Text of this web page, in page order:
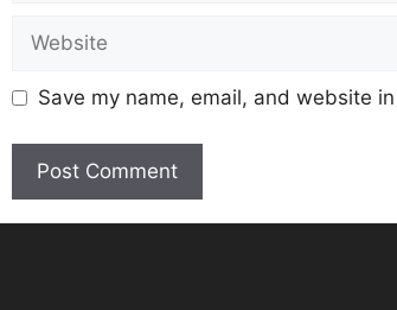
Save my name, email, and website